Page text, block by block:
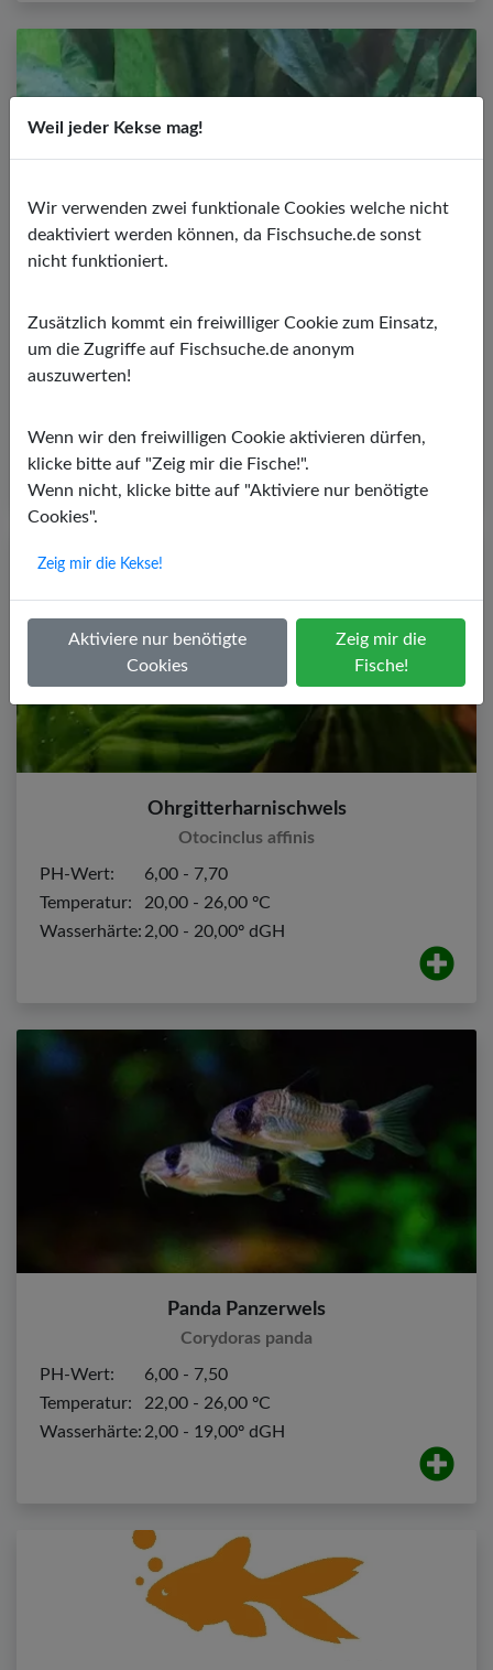
Weil jeder Kekse mag!
Wir verwenden zwei funktionale Cookies welche nicht
deaktiviert werden können, da Fischsuche.de sonst
nicht funktioniert.
Zusätzlich kommt ein freiwilliger Cookie zum Einsatz,
um die Zugriffe auf Fischsuche.de anonym
auszuwerten!
Wenn wir den freiwilligen Cookie aktivieren dürfen,
klicke bitte auf "Zeig mir die Fische!".
Wenn nicht, klicke bitte auf "Aktiviere nur benötigte
Cookies".
Zeig mir die Kekse!
Aktiviere nur benötigte
Cookies
Zeig mir die
Fische!
Hasemania nana
PH-Wert:
Wasserhärte:2,00 - 15,00º dGH
Ohrgitterharnischwels
Otocinclus affinis
PH-Wert:
6,00 - 7,70
Temperatur:
20,00 - 26,00 ºC
Wasserhärte: 2,00 - 20,00º dGH
Panda Panzerwels
Corydoras panda
PH-Wert:
6,00 - 7,50
Temperatur:
22,00 - 26,00 ºC
Wasserhärte: 2,00 - 19,00º dGH